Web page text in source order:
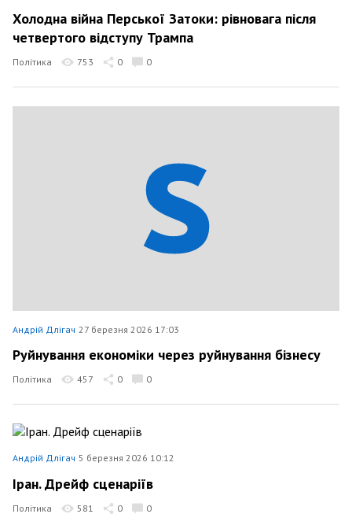
Холодна війна Перської Затоки: рівновага після
четвертого відступу Трампа
Політика 753 0 0
Андрій Длігач 27 березня 2026 17:03
Руйнування економіки через руйнування бізнесу
Політика 457 0 0
Андрій Длігач 5 березня 2026 10:12
Іран. Дрейф сценаріїв
Політика 581 0 0